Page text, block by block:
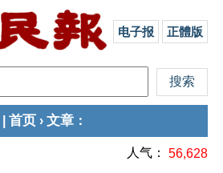
电子报 正體版
首页 › 文章 ：
人气： 56,628